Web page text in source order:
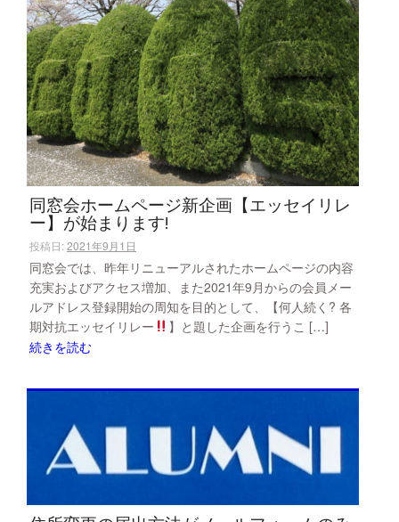
同窓会ホームページ新企画【エッセイリレ
ー】が始まります!
投稿日:2021年9月1日
同窓会では、昨年リニューアルされたホームページの内容
充実およびアクセス増加、また2021年9月からの会員メー
ルアドレス登録開始の周知を目的として、【何人続く? 各
期対抗エッセイリレー
】と題した企画を行うこ […]
続きを読む